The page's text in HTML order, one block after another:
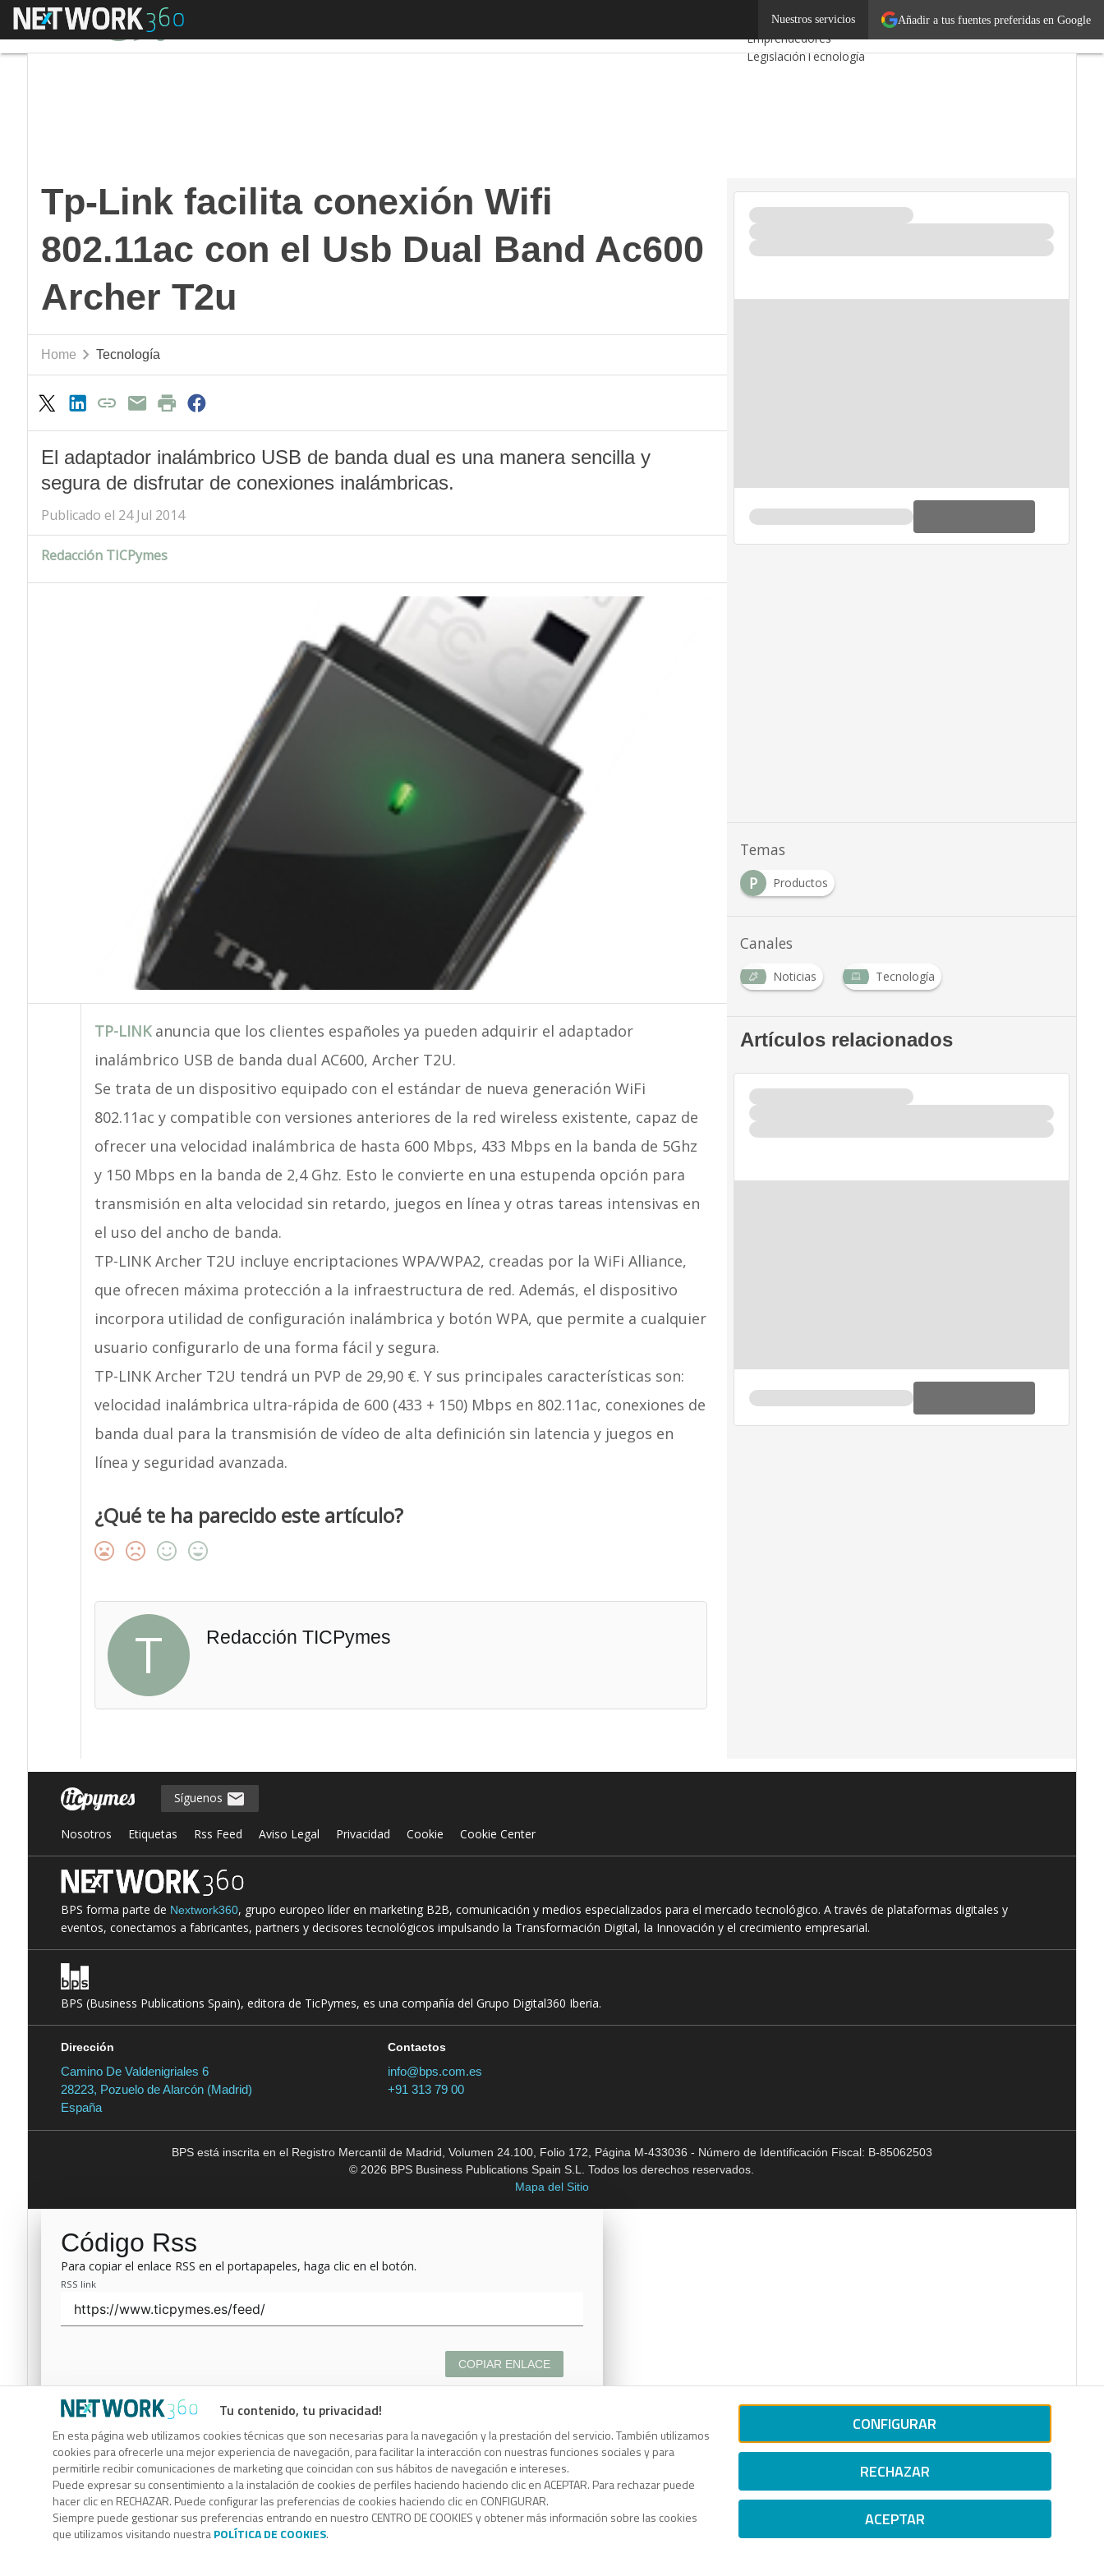
Añadir a tus fuentes preferidas en Google
Nuestros servicios
Menú
Autónomos
Emprendedores
LegislaciónTecnología
Tp-Link facilita conexión Wifi
802.11ac con el Usb Dual Band Ac600
Archer T2u
Home Tecnología
El adaptador inalámbrico USB de banda dual es una manera sencilla y
segura de disfrutar de conexiones inalámbricas.
Publicado el 24 Jul 2014
Redacción TICPymes
TP-LINKanuncia que los clientes españoles ya pueden adquirir el adaptador
inalámbrico USB de banda dual AC600, Archer T2U.
Se trata de un dispositivo equipado con el estándar de nueva generación WiFi
802.11ac y compatible con versiones anteriores de la red wireless existente, capaz de
ofrecer una velocidad inalámbrica de hasta 600 Mbps, 433 Mbps en la banda de 5Ghz
y 150 Mbps en la banda de 2,4 Ghz. Esto le convierte en una estupenda opción para
transmisión en alta velocidad sin retardo, juegos en línea y otras tareas intensivas en
el uso del ancho de banda.
TP-LINK Archer T2U incluye encriptaciones WPA/WPA2, creadas por la WiFi Alliance,
que ofrecen máxima protección a la infraestructura de red. Además, el dispositivo
incorpora utilidad de configuración inalámbrica y botón WPA, que permite a cualquier
usuario configurarlo de una forma fácil y segura.
TP-LINK Archer T2U tendrá un PVP de 29,90 €. Y sus principales características son:
velocidad inalámbrica ultra-rápida de 600 (433 + 150) Mbps en 802.11ac, conexiones de
banda dual para la transmisión de vídeo de alta definición sin latencia y juegos en
línea y seguridad avanzada.
¿Qué te ha parecido este artículo?
T Redacción TICPymes
Temas
P
Productos
Canales
Noticias Tecnología
Artículos relacionados
Tu contenido, tu privacidad!
En esta página web utilizamos cookies técnicas que son necesarias para la navegación y la prestación del servicio. También utilizamos
cookies para ofrecerle una mejor experiencia de navegación, para facilitar la interacción con nuestras funciones sociales y para
permitirle recibir comunicaciones de marketing que coincidan con sus hábitos de navegación e intereses.
Puede expresar su consentimiento a la instalación de cookies de perfiles haciendo haciendo clic en ACEPTAR. Para rechazar puede
hacer clic en RECHAZAR. Puede configurar las preferencias de cookies haciendo clic en CONFIGURAR.
Siempre puede gestionar sus preferencias entrando en nuestro CENTRO DE COOKIES y obtener más información sobre las cookies
que utilizamos visitando nuestraPOLÍTICA DE COOKIES.
CONFIGURAR
RECHAZAR
ACEPTAR
Síguenos
Nosotros Etiquetas Rss Feed Aviso Legal Privacidad Cookie Cookie Center
BPS forma parte de Nextwork360, grupo europeo líder en marketing B2B, comunicación y medios especializados para el mercado tecnológico. A través de plataformas digitales y
eventos, conectamos a fabricantes, partners y decisores tecnológicos impulsando la Transformación Digital, la Innovación y el crecimiento empresarial.
BPS (Business Publications Spain), editora de TicPymes, es una compañía del Grupo Digital360 Iberia.
Dirección
Camino De Valdenigriales 6
28223, Pozuelo de Alarcón (Madrid)
España
Contactos
info@bps.com.es
+91 313 79 00
BPS está inscrita en el Registro Mercantil de Madrid, Volumen 24.100, Folio 172, Página M-433036 - Número de Identificación Fiscal: B-85062503
© 2026 BPS Business Publications Spain S.L. Todos los derechos reservados.
Mapa del Sitio
Código Rss
Para copiar el enlace RSS en el portapapeles, haga clic en el botón.
RSS link
COPIAR ENLACE
Código Rss
Para copiar el enlace RSS en el portapapeles, haga clic en el botón.